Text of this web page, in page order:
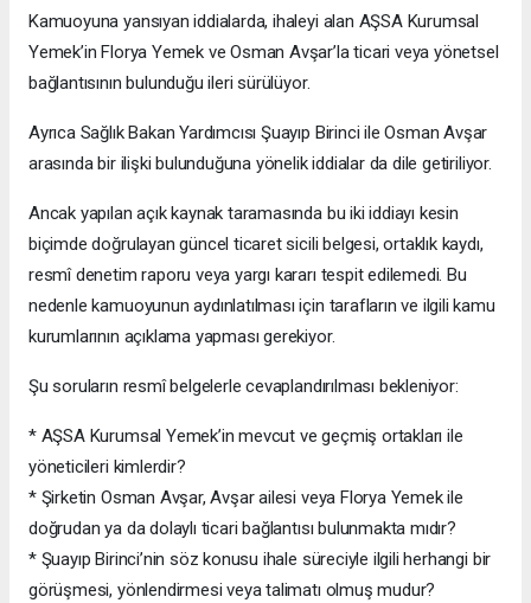
Kamuoyuna yansıyan iddialarda, ihaleyi alan AŞSA Kurumsal
Yemek’in Florya Yemek ve Osman Avşar’la ticari veya yönetsel
bağlantısının bulunduğu ileri sürülüyor.
Ayrıca Sağlık Bakan Yardımcısı Şuayıp Birinci ile Osman Avşar
arasında bir ilişki bulunduğuna yönelik iddialar da dile getiriliyor.
Ancak yapılan açık kaynak taramasında bu iki iddiayı kesin
biçimde doğrulayan güncel ticaret sicili belgesi, ortaklık kaydı,
resmî denetim raporu veya yargı kararı tespit edilemedi. Bu
nedenle kamuoyunun aydınlatılması için tarafların ve ilgili kamu
kurumlarının açıklama yapması gerekiyor.
Şu soruların resmî belgelerle cevaplandırılması bekleniyor:
* AŞSA Kurumsal Yemek’in mevcut ve geçmiş ortakları ile
yöneticileri kimlerdir?
* Şirketin Osman Avşar, Avşar ailesi veya Florya Yemek ile
doğrudan ya da dolaylı ticari bağlantısı bulunmakta mıdır?
* Şuayıp Birinci’nin söz konusu ihale süreciyle ilgili herhangi bir
görüşmesi, yönlendirmesi veya talimatı olmuş mudur?